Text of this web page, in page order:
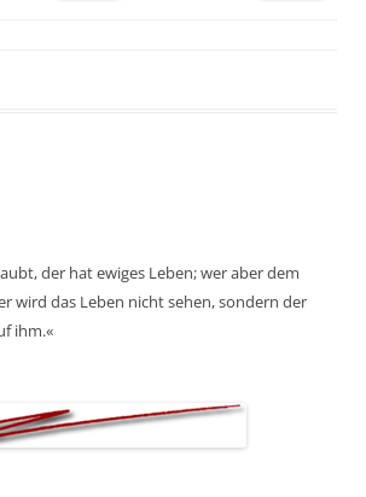
der hat ewiges Leben; wer aber dem
wird das Leben nicht sehen, sondern der
ihm.«